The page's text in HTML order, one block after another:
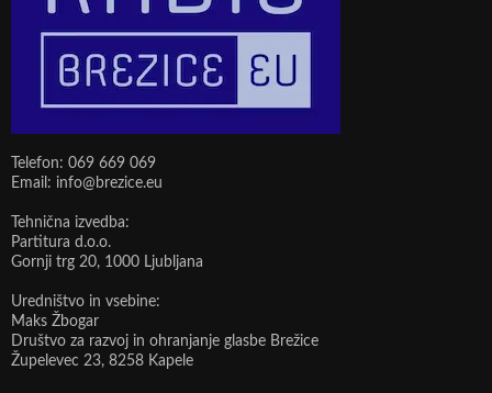
Telefon: 069 669 069
Email: info@brezice.eu
Tehnična izvedba:
Partitura d.o.o.
Gornji trg 20, 1000 Ljubljana
Uredništvo in vsebine:
Maks Žbogar
Društvo za razvoj in ohranjanje glasbe Brežice
Župelevec 23, 8258 Kapele